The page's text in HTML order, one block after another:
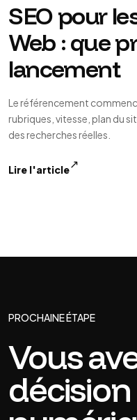
SEO pour
Web : que
lancement
Le référencement
rubriques, vitesse, plan du
des recherches réelles.
Lire l'article↗
PROCHAINE ÉTAPE
Vous
décision